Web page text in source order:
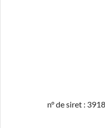
n° de siret :